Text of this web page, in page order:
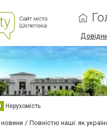
Нерухомість
новини Повністю наші: як